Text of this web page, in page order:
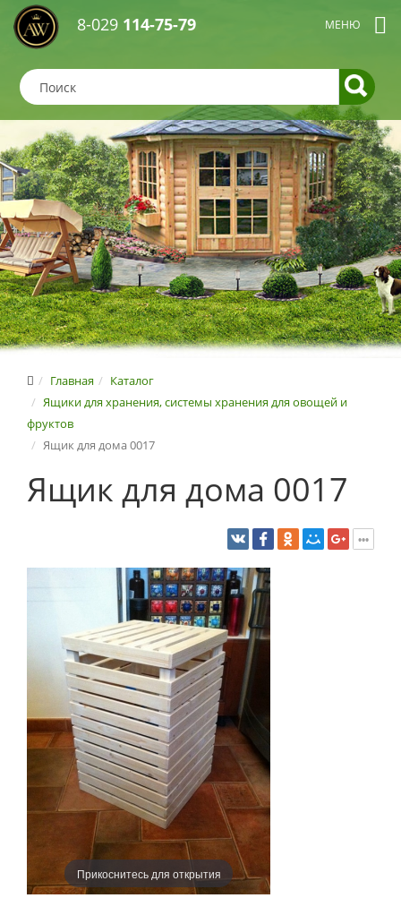
8-029 114-75-79
Главная
Каталог
Ящики для хранения, системы хранения для овощей и
фруктов
Ящик для дома 0017
Ящик для дома 0017
Прикоснитесь для открытия